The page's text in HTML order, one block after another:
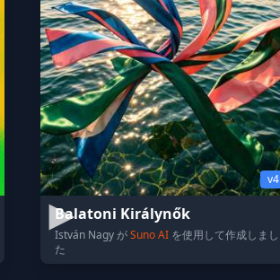
v4
Balatoni Királynők
István Nagy がSuno AI を使用して作成しまし
た